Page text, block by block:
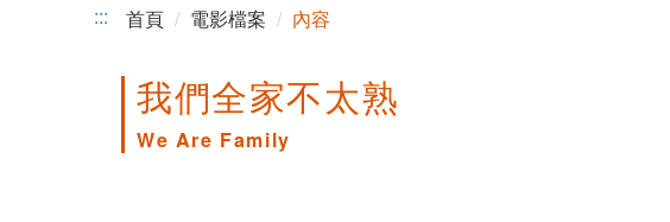
::: 首頁 電影檔案 內容
我們全家不太熟
We Are Family